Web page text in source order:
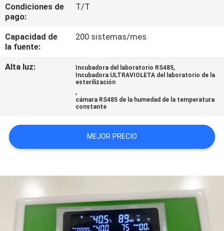
CONTACTO
CON
PIDA
MAPA
DEL
PRIVACY
POLICY
Condiciones de
pago:
T/T
Capacidad de
la fuente:
200 sistemas/mes
Alta luz: Incubadora del laboratorio RS485,
Incubadora ULTRAVIOLETA del laboratorio de la
esterilización
,
cámara RS485 de la humedad de la temperatura
constante
MEJOR PRECIO